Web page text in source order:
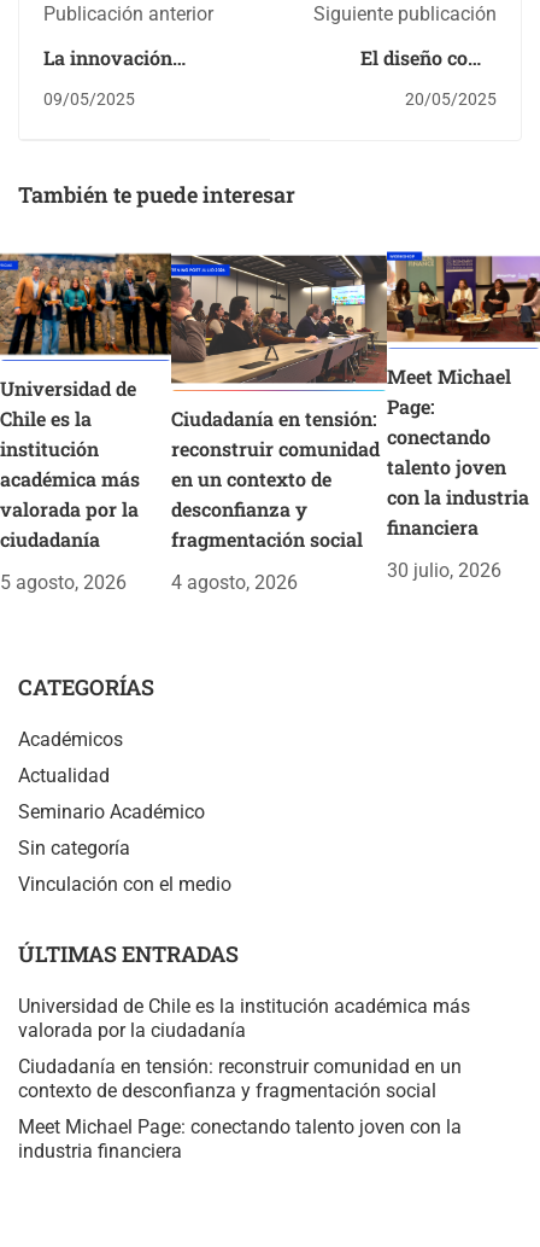
Publicación anterior
La innovación
emprendedora a
COVID-19 en
09/05/2025
Siguiente publicación
El diseño como
ventaja competitiva:
20/05/2025
También te puede interesar
Universidad de
Chile es la
institución
académica más
valorada por la
ciudadanía
5 agosto, 2026
Ciudadanía en tensión:
reconstruir comunidad
en un contexto de
desconfianza y
fragmentación social
4 agosto, 2026
Meet Michael
Page:
conectando
talento joven
con la industria
financiera
30 julio, 2026
CATEGORÍAS
Académicos
Actualidad
Seminario Académico
Sin categoría
Vinculación con el medio
ÚLTIMAS ENTRADAS
Universidad de Chile es la institución académica más
valorada por la ciudadanía
Ciudadanía en tensión: reconstruir comunidad en un
contexto de desconfianza y fragmentación social
Meet Michael Page: conectando talento joven con la
industria financiera